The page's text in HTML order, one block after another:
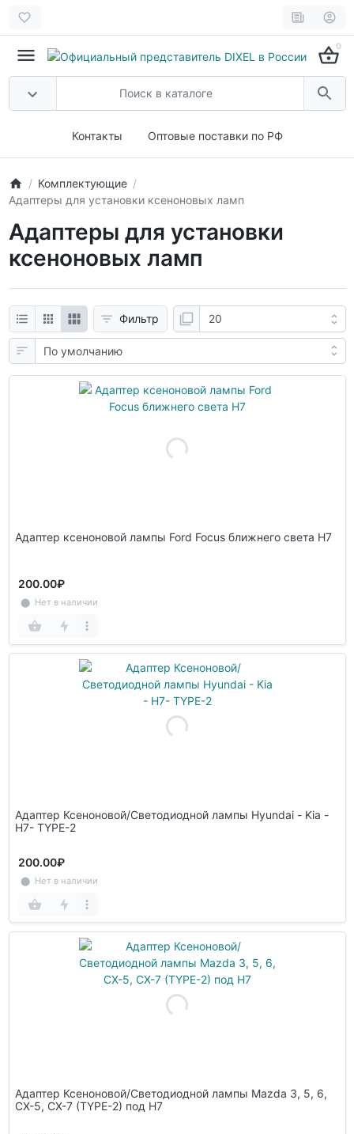
0
Контакты Оптовые поставки по РФ
Комплектующие
Адаптеры для установки ксеноновых ламп
Адаптеры для установки
ксеноновых ламп
Фильтр
Адаптер ксеноновой лампы Ford Focus ближнего света H7
200.00₽
⬤ Нет в наличии
Адаптер Ксеноновой/Светодиодной лампы Hyundai - Kia -
H7- TYPE-2
200.00₽
⬤ Нет в наличии
Адаптер Ксеноновой/Светодиодной лампы Mazda 3, 5, 6,
CX-5, CX-7 (TYPE-2) под H7